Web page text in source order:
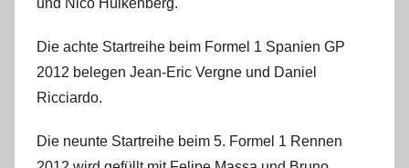
und Nico Hülkenberg.
Die achte Startreihe beim Formel 1 Spanien GP
2012 belegen Jean-Eric Vergne und Daniel
Ricciardo.
Die neunte Startreihe beim 5. Formel 1 Rennen